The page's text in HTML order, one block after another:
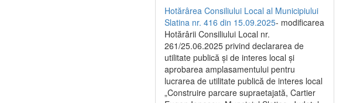
Hotărârea Consiliului Local al Municipiului
Slatina nr. 416 din 15.09.2025- modificarea
Hotărârii Consiliului Local nr.
261/25.06.2025 privind declararea de
utilitate publică și de interes local și
aprobarea amplasamentului pentru
lucrarea de utilitate publică de interes local
„Construire parcare supraetajată, Cartier